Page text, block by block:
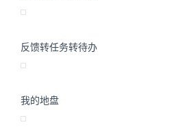
反馈转任务转待办
我的地盘